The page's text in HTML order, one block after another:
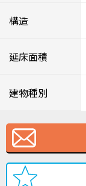
構造
延床面積
建物種別